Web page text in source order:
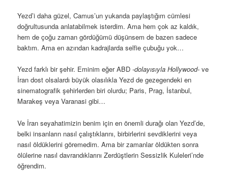
Yezd’i daha güzel, Camus’un yukarıda paylaştığım cümlesi
doğrultusunda anlatabilmek isterdim. Ama hem çok az kaldık,
hem de çoğu zaman gördüğümü düşünsem de bazen sadece
baktım. Ama en azından kadrajlarda selfie çubuğu yok…
Yezd farklı bir şehir. Eminim eğer ABD-dolayısıyla Hollywood- ve
İran dost olsalardı büyük olasılıkla Yezd de gezegendeki en
sinematografik şehirlerden biri olurdu; Paris, Prag, İstanbul,
Marakeş veya Varanasi gibi…
Ve İran seyahatimizin benim için en önemli durağı olan Yezd’de,
belki insanların nasıl çalıştıklarını, birbirlerini sevdiklerini veya
nasıl öldüklerini göremedim. Ama bir zamanlar öldükten sonra
ölülerine nasıl davrandıklarını Zerdüştlerin Sessizlik Kuleleri’nde
öğrendim.